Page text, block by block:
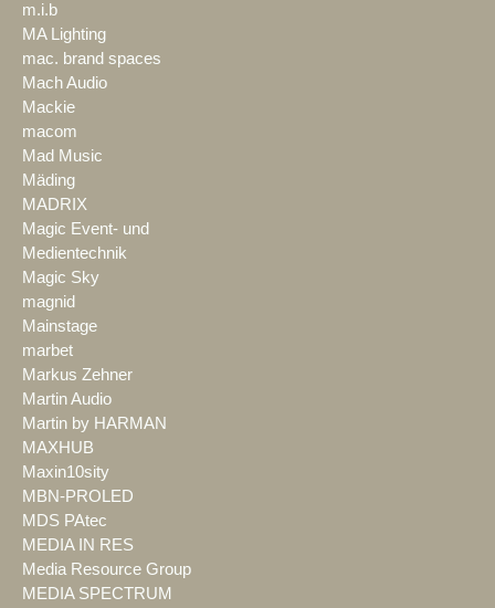
m.i.b
MA Lighting
mac. brand spaces
Mach Audio
Mackie
macom
Mad Music
Mäding
MADRIX
Magic Event- und
Medientechnik
Magic Sky
magnid
Mainstage
marbet
Markus Zehner
Martin Audio
Martin by HARMAN
MAXHUB
Maxin10sity
MBN-PROLED
MDS PAtec
MEDIA IN RES
Media Resource Group
MEDIA SPECTRUM